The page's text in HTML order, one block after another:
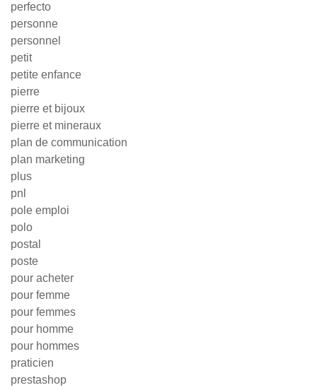
perfecto
personne
personnel
petit
petite enfance
pierre
pierre et bijoux
pierre et mineraux
plan de communication
plan marketing
plus
pnl
pole emploi
polo
postal
poste
pour acheter
pour femme
pour femmes
pour homme
pour hommes
praticien
prestashop